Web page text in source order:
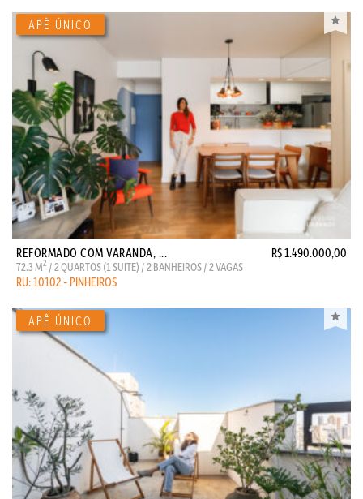
REFORMADO COM VARANDA, ... R$ 1.490.000,00
72.3 M2 / 2 QUARTOS (1 SUITE) / 2 BANHEIROS / 2 VAGAS
RU: 10102 - PINHEIROS